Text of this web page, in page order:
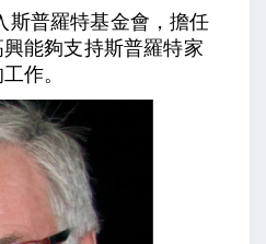
斯普羅特基金會，擔任
能夠支持斯普羅特家
作。